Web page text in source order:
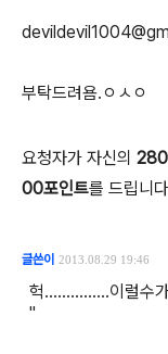
부탁드려욤.ㅇㅅㅇ
요청자가 자신의
00포인트를 드립니
글쓴이 2013.08.29 19:46
헉...............이럴수
"